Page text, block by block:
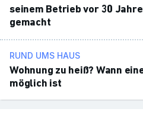
seinem Betrieb vor 30
gemacht
RUND UMS HAUS
Wohnung zu heiß? Wann
möglich ist